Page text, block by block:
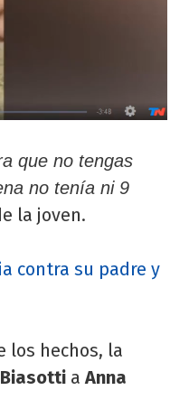
que no tengas
no tenía ni 9
la joven.
contra su padre y
los hechos, la
a Anna